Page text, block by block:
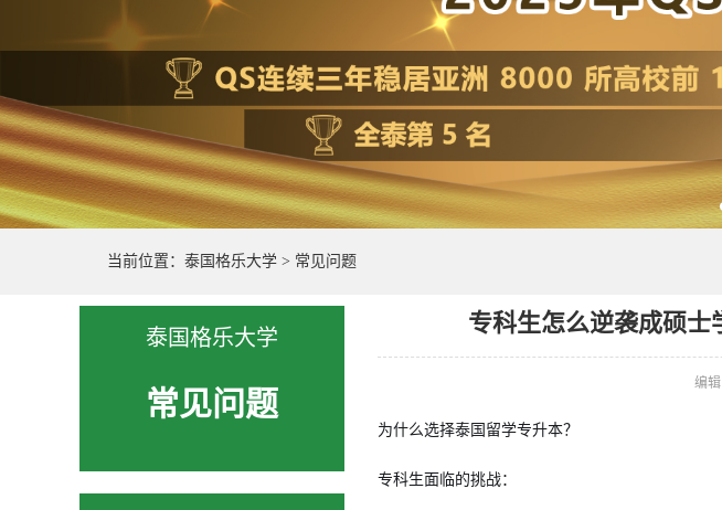
当前位置： 泰国格乐大学 > 常见问题
泰国格乐大学
常见问题
专科生怎么逆袭成硕士
编
为什么选择泰国留学专升本？
专科生面临的挑战：